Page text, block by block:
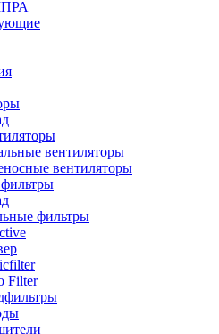
вентиляторы
вентиляторы
фильтры
Filter